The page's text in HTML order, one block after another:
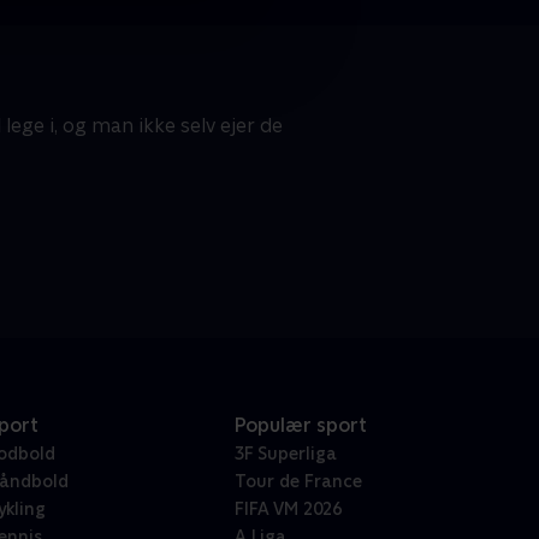
i, og man ikke selv ejer de
Populær sport
3F Superliga
Tour de France
FIFA VM 2026